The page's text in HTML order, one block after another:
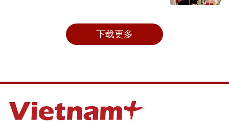
下载更多